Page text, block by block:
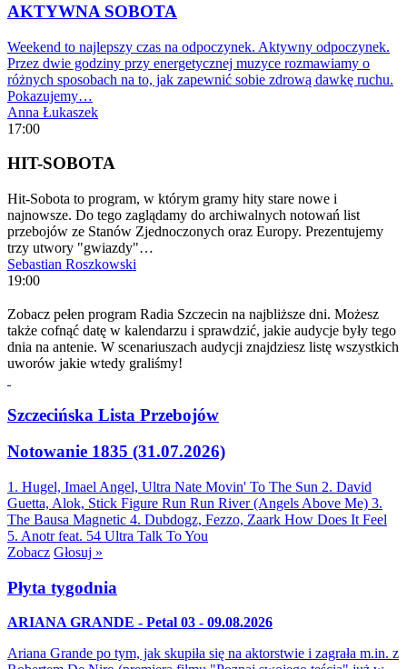
AKTYWNA SOBOTA
Weekend to najlepszy czas na odpoczynek. Aktywny odpoczynek.
Przez dwie godziny przy energetycznej muzyce rozmawiamy o
różnych sposobach na to, jak zapewnić sobie zdrową dawkę ruchu.
Pokazujemy…
Anna Łukaszek
17:00
HIT-SOBOTA
Hit-Sobota to program, w którym gramy hity stare nowe i
najnowsze. Do tego zaglądamy do archiwalnych notowań list
przebojów ze Stanów Zjednoczonych oraz Europy. Prezentujemy
trzy utwory "gwiazdy"…
Sebastian Roszkowski
19:00
Zobacz pełen program Radia Szczecin na najbliższe dni. Możesz
także cofnąć datę w kalendarzu i sprawdzić, jakie audycje były tego
dnia na antenie. W scenariuszach audycji znajdziesz listę wszystkich
uworów jakie wtedy graliśmy!
Szczecińska Lista Przebojów
Notowanie 1835 (31.07.2026)
1. Hugel, Imael Angel, Ultra Nate Movin' To The Sun 2. David
Guetta, Alok, Stick Figure Run Run River (Angels Above Me) 3.
The Bausa Magnetic 4. Dubdogz, Fezzo, Zaark How Does It Feel
5. Anotr feat. 54 Ultra Talk To You
Zobacz Głosuj »
Płyta tygodnia
ARIANA GRANDE - Petal 03 - 09.08.2026
Ariana Grande po tym, jak skupiła się na aktorstwie i zagrała m.in. z